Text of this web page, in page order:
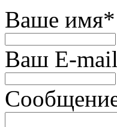
Ваше имя*
Ваш E-mail